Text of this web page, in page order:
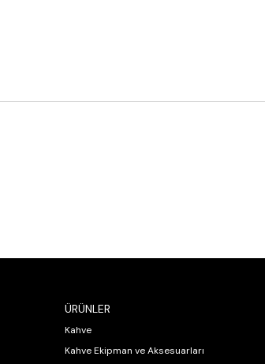
ÜRÜNLER
Kahve
Kahve Ekipman ve Aksesuarları